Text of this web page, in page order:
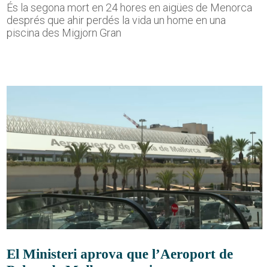
És la segona mort en 24 hores en aigües de Menorca
després que ahir perdés la vida un home en una
piscina des Migjorn Gran
El Ministeri aprova que l’Aeroport de